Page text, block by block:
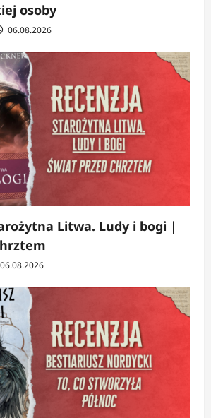
osoby
06.08.2026
Litwa. Ludy i bogi |
06.08.2026